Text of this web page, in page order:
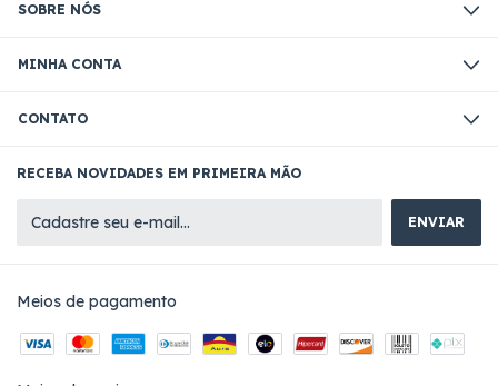
SOBRE NÓS
MINHA CONTA
CONTATO
RECEBA NOVIDADES EM PRIMEIRA MÃO
Meios de pagamento